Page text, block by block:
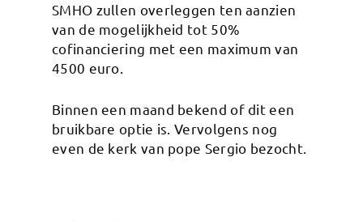
SMHO zullen overleggen ten aanzien
van de mogelijkheid tot 50%
cofinanciering met een maximum van
4500 euro.
Binnen een maand bekend of dit een
bruikbare optie is. Vervolgens nog
even de kerk van pope Sergio bezocht.